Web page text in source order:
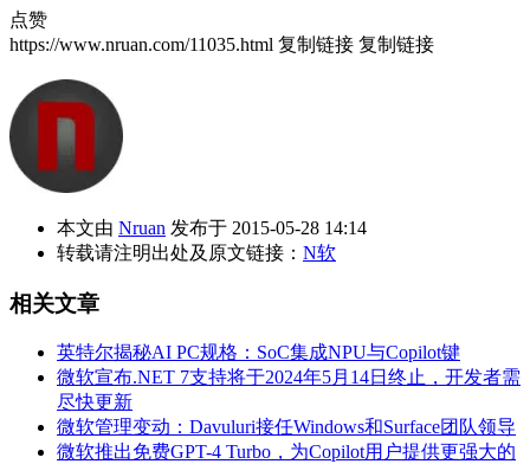
点赞
https://www.nruan.com/11035.html 复制链接 复制链接
本文由 Nruan 发布于 2015-05-28 14:14
转载请注明出处及原文链接： N软
相关文章
英特尔揭秘AI PC规格：SoC集成NPU与Copilot键
微软宣布.NET 7支持将于2024年5月14日终止，开发者需
尽快更新
微软管理变动：Davuluri接任Windows和Surface团队领导
微软推出免费GPT-4 Turbo，为Copilot用户提供更强大的